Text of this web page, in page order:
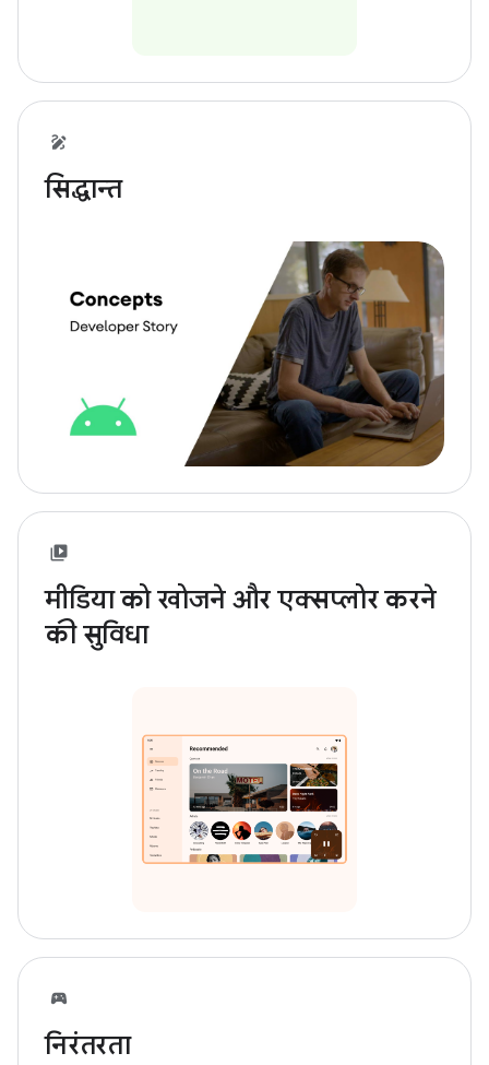
सिद्धान्त
मीडिया को खोजने और एक्सप्लोर करने
की सुविधा
निरंतरता